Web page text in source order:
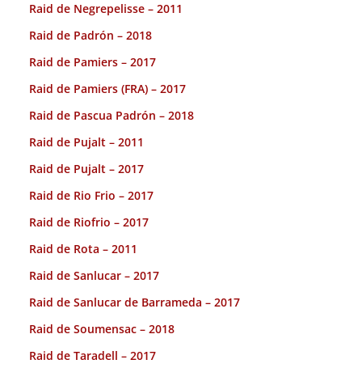
Raid de Negrepelisse – 2011
Raid de Padrón – 2018
Raid de Pamiers – 2017
Raid de Pamiers (FRA) – 2017
Raid de Pascua Padrón – 2018
Raid de Pujalt – 2011
Raid de Pujalt – 2017
Raid de Rio Frio – 2017
Raid de Riofrio – 2017
Raid de Rota – 2011
Raid de Sanlucar – 2017
Raid de Sanlucar de Barrameda – 2017
Raid de Soumensac – 2018
Raid de Taradell – 2017